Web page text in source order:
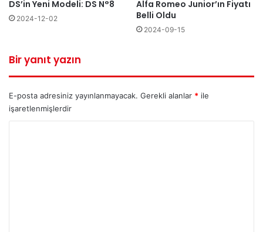
DS’in Yeni Modeli: DS N°8
2024-12-02
Alfa Romeo Junior’ın Fiyatı
Belli Oldu
2024-09-15
Bir yanıt yazın
E-posta adresiniz yayınlanmayacak. Gerekli alanlar * ile
işaretlenmişlerdir